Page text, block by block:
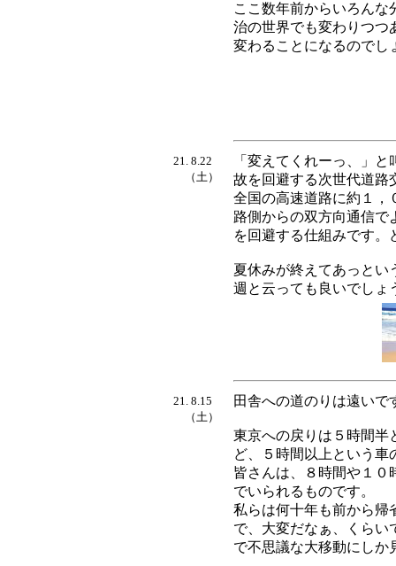
ここ数年前からいろんな
治の世界でも変わりつつ
変わることになるのでし
21. 8.22
（土）
「変えてくれーっ、」
故を回避する次世代道路
全国の高速道路に約１，
路側からの双方向通信で
を回避する仕組みです。
夏休みが終えてあっとい
週と云っても良いでしょ
21. 8.15
（土）
田舎への道のりは遠いで
東京への戻りは５時間半
ど、５時間以上という車
皆さんは、８時間や１０
でいられるものです。
私らは何十年も前から帰
で、大変だなぁ、くらい
で不思議な大移動にしか